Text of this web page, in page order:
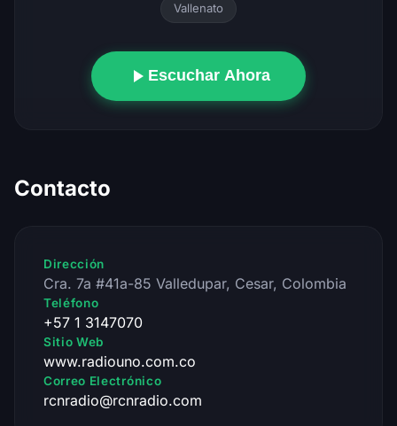
Vallenato
Escuchar Ahora
Contacto
Dirección
Cra. 7a #41a-85 Valledupar, Cesar, Colombia
Teléfono
+57 1 3147070
Sitio Web
www.radiouno.com.co
Correo Electrónico
rcnradio@rcnradio.com